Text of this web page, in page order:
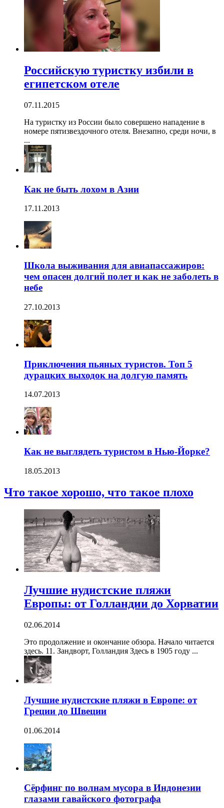
Российскую туристку избили в
египетском отеле
07.11.2015
На туристку из России было совершено нападение в
номере пятизвездочного отеля. Внезапно, среди ночи, в
...
Как не быть лохом в Азии
17.11.2013
Школа выживания для авиапассажиров:
чем опасен долгий полет и как не заболеть в
небе
27.10.2013
Приключения пьяных туристов. Топ 5
дурацких выходок на долгую память
14.07.2013
Как не выглядеть туристом в Нью-Йорке?
18.05.2013
Что такое хорошо, что такое плохо
Лучшие нудистские пляжи
Европы: от Голландии до Хорватии
02.06.2014
Это продолжение и окончание обзора. Начало читается
здесь. 11. Зандворт, Голландия Здесь в 1905 году ...
Лучшие нудистские пляжи в Европе: от
Греции до Швеции
01.06.2014
Сёрфинг по волнам мусора в Индонезии
глазами гавайского фотографа